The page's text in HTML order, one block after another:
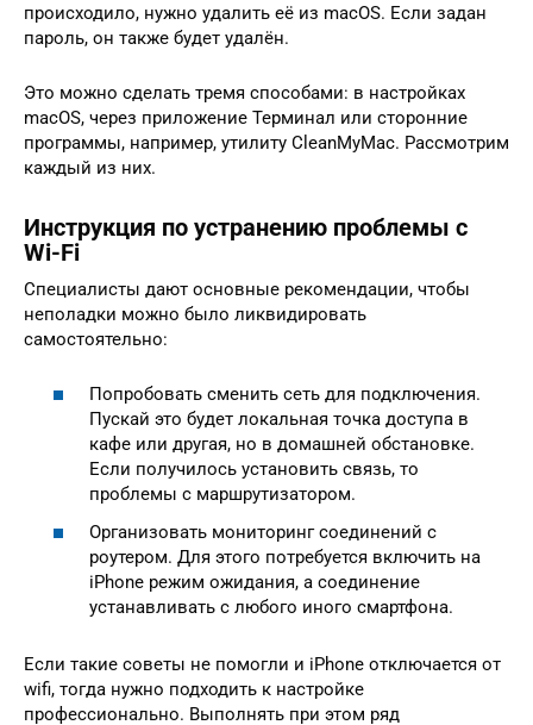
происходило, нужно удалить её из macOS. Если задан
пароль, он также будет удалён.
Это можно сделать тремя способами: в настройках
macOS, через приложение Терминал или сторонние
программы, например, утилиту CleanMyMac. Рассмотрим
каждый из них.
Инструкция по устранению проблемы с
Wi-Fi
Специалисты дают основные рекомендации, чтобы
неполадки можно было ликвидировать
самостоятельно:
Попробовать сменить сеть для подключения.
Пускай это будет локальная точка доступа в
кафе или другая, но в домашней обстановке.
Если получилось установить связь, то
проблемы с маршрутизатором.
Организовать мониторинг соединений с
роутером. Для этого потребуется включить на
iPhone режим ожидания, а соединение
устанавливать с любого иного смартфона.
Если такие советы не помогли и iPhone отключается от
wifi, тогда нужно подходить к настройке
профессионально. Выполнять при этом ряд